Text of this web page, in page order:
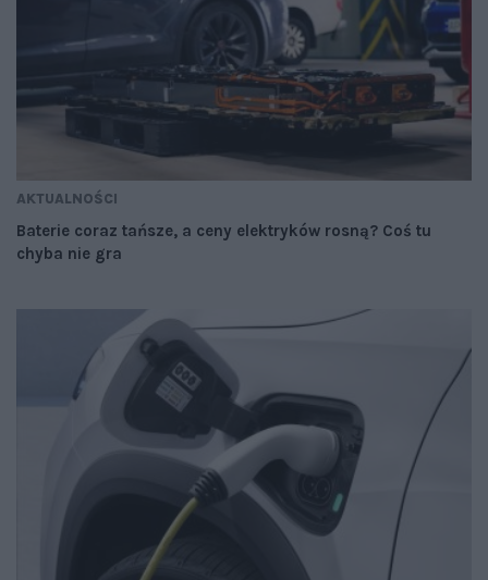
AKTUALNOŚCI
Baterie coraz tańsze, a ceny elektryków rosną? Coś tu
chyba nie gra